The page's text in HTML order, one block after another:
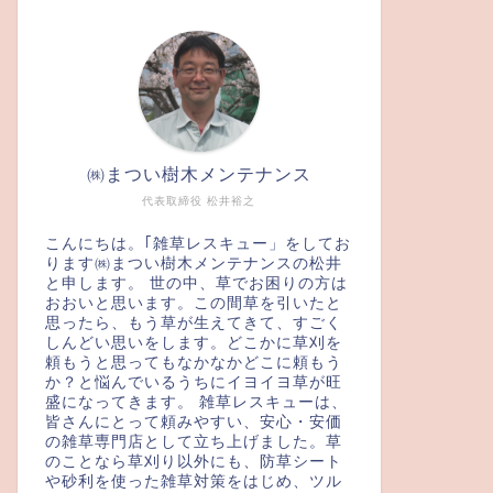
代表取締役 松井裕之
㈱まつい樹木メンテナンス
こんにちは。｢雑草レスキュー」をしてお
ります㈱まつい樹木メンテナンスの松井
と申します。 世の中、草でお困りの方は
おおいと思います。この間草を引いたと
思ったら、もう草が生えてきて、すごく
しんどい思いをします。どこかに草刈を
頼もうと思ってもなかなかどこに頼もう
か？と悩んでいるうちにイヨイヨ草が旺
盛になってきます。 雑草レスキューは、
皆さんにとって頼みやすい、安心・安価
の雑草専門店として立ち上げました。草
のことなら草刈り以外にも、防草シート
や砂利を使った雑草対策をはじめ、ツル